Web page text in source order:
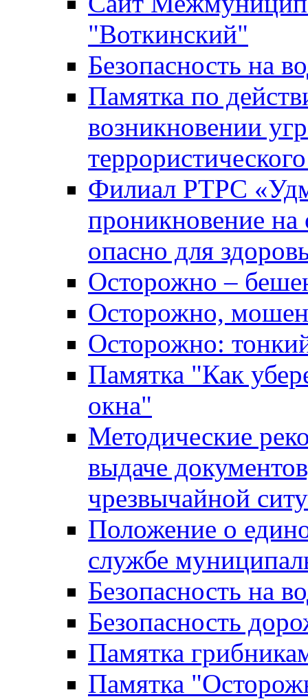
"Воткинский"
Безопасность на
Памятка по
возникновении
Филиал РТРС
проникновение на
опасно для
Осторожно –
Осторожно,
Осторожно:
Памятка "Как
окна"
Методические
выдаче
чрезвычайной
Положение о
службе
Безопасность на
Безопасность
Памятка
Памятка